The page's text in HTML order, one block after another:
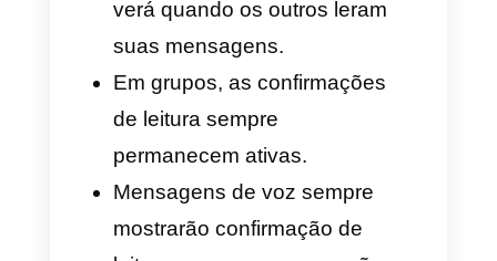
leitura.
No Android:
Abra oWhatsApp
Vá para
Ajustes >